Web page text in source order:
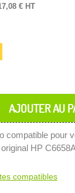
€ HT
AJOUTER AU
compatible pour
HP
compatibles